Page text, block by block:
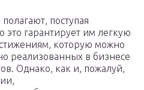
поступая
это гарантирует им легкую
которую можно
реализованных в бизнесе
Однако, как и, пожалуй,